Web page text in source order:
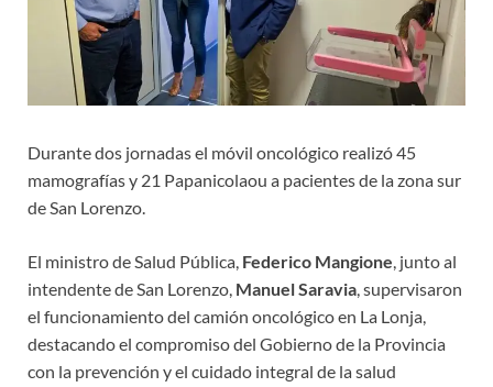
Durante dos jornadas el móvil oncológico realizó 45
mamografías y 21 Papanicolaou a pacientes de la zona sur
de San Lorenzo.
El ministro de Salud Pública, Federico Mangione, junto al
intendente de San Lorenzo, Manuel Saravia, supervisaron
el funcionamiento del camión oncológico en La Lonja,
destacando el compromiso del Gobierno de la Provincia
con la prevención y el cuidado integral de la salud